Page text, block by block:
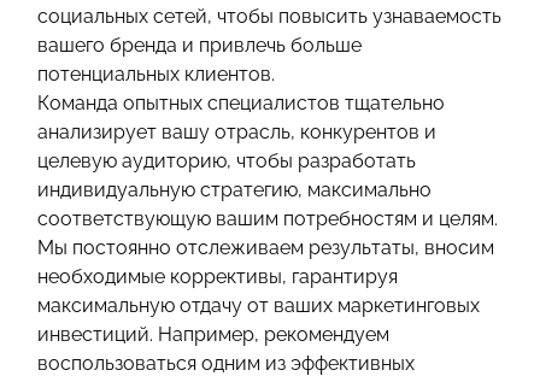
социальных сетей, чтобы повысить узнаваемость
вашего бренда и привлечь больше
потенциальных клиентов.
Команда опытных специалистов тщательно
анализирует вашу отрасль, конкурентов и
целевую аудиторию, чтобы разработать
индивидуальную стратегию, максимально
соответствующую вашим потребностям и целям.
Мы постоянно отслеживаем результаты, вносим
необходимые коррективы, гарантируя
максимальную отдачу от ваших маркетинговых
инвестиций. Например, рекомендуем
воспользоваться одним из эффективных